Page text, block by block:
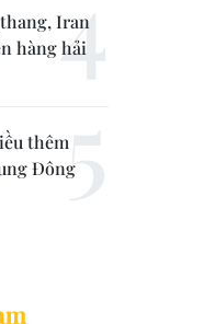
Iran
hàng hải
thêm
Đông